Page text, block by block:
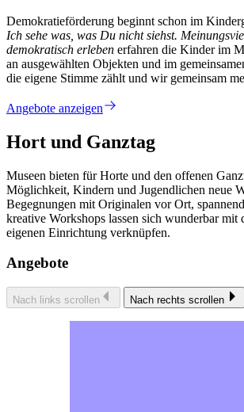
Demokratieförderung beginnt schon im
Ich sehe was, was Du nicht siehst.
demokratisch erleben erfahren die Kinder im
an ausgewählten Objekten und im
die eigene Stimme zählt und wir gemeinsam
Angebote anzeigen
Hort und Ganztag
Museen bieten für Horte und den offenen
Möglichkeit, Kindern und Jugendlichen neue
Begegnungen mit Originalen vor Ort,
kreative Workshops lassen sich wunderbar mit
eigenen Einrichtung verknüpfen.
Angebote
Nach links scrollen Nach rechts scrollen